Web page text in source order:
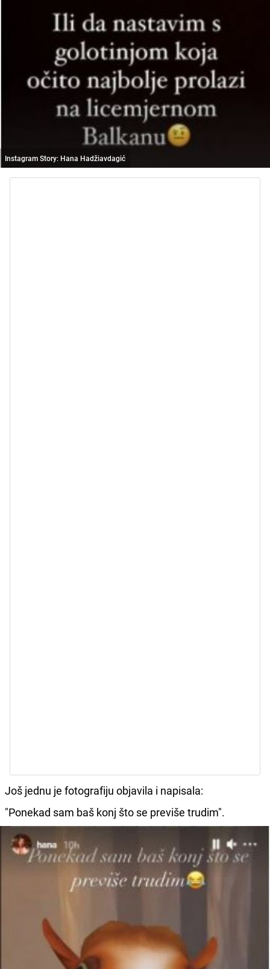
Instagram Story: Hana Hadžiavdagić
Još jednu je fotografiju objavila i napisala:
"Ponekad sam baš konj što se previše trudim".